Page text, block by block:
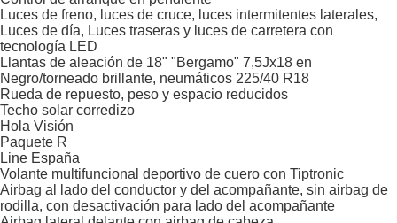
Luces de freno, luces de cruce, luces intermitentes laterales,
Luces de día, Luces traseras y luces de carretera con
tecnología LED
Llantas de aleación de 18" "Bergamo" 7,5Jx18 en
Negro/torneado brillante, neumáticos 225/40 R18
Rueda de repuesto, peso y espacio reducidos
Techo solar corredizo
Hola Visión
Paquete R
Line España
Volante multifuncional deportivo de cuero con Tiptronic
Airbag al lado del conductor y del acompañante, sin airbag de
rodilla, con desactivación para lado del acompañante